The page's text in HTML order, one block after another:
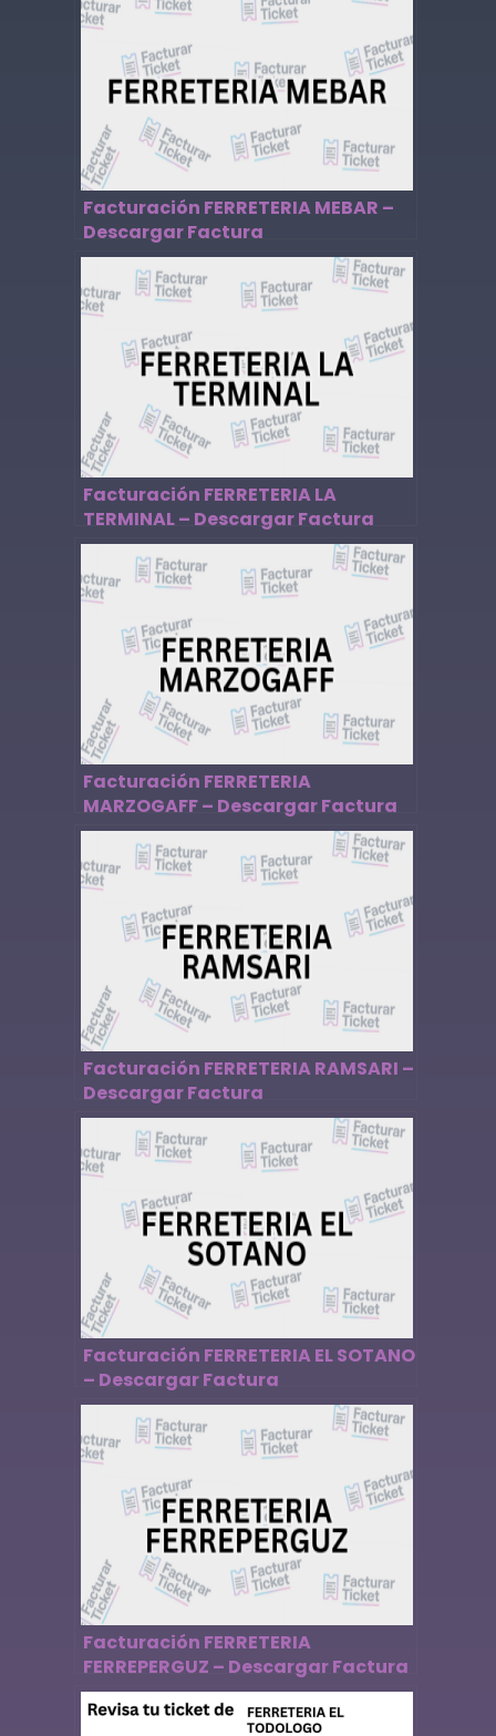
Facturación FERRETERIA MEBAR –
Descargar Factura
Facturación FERRETERIA LA
TERMINAL – Descargar Factura
Facturación FERRETERIA
MARZOGAFF – Descargar Factura
Facturación FERRETERIA RAMSARI –
Descargar Factura
Facturación FERRETERIA EL SOTANO
– Descargar Factura
Facturación FERRETERIA
FERREPERGUZ – Descargar Factura